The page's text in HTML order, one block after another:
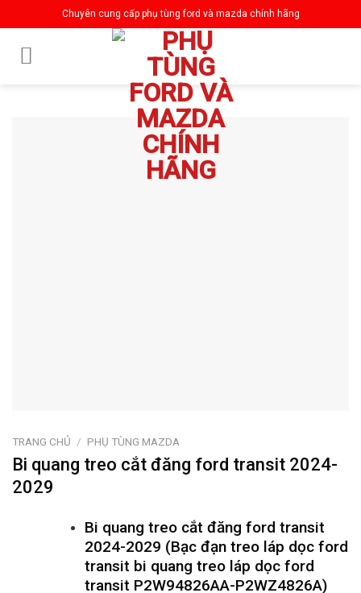
to
content
Chuyên cung cấp phụ tùng ford và mazda chính hãng
TRANG CHỦ / PHỤ TÙNG MAZDA
Bi quang treo cắt đăng ford transit 2024-
2029
Bi quang treo cắt đăng ford transit
2024-2029 (Bạc đạn treo láp dọc ford
transit bi quang treo láp dọc ford
transit P2W94826AA-P2WZ4826A)